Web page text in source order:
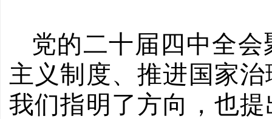
党的二十届四中全
主义制度、推进国家
我们指明了方向，也